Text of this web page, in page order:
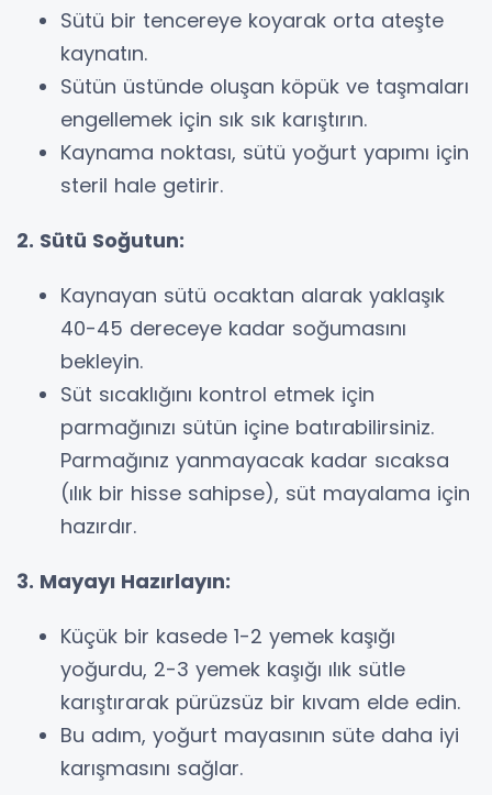
Sütü bir tencereye koyarak orta ateşte
kaynatın.
Sütün üstünde oluşan köpük ve taşmaları
engellemek için sık sık karıştırın.
Kaynama noktası, sütü yoğurt yapımı için
steril hale getirir.
2. Sütü Soğutun:
Kaynayan sütü ocaktan alarak yaklaşık
40-45 dereceye kadar soğumasını
bekleyin.
Süt sıcaklığını kontrol etmek için
parmağınızı sütün içine batırabilirsiniz.
Parmağınız yanmayacak kadar sıcaksa
(ılık bir hisse sahipse), süt mayalama için
hazırdır.
3. Mayayı Hazırlayın:
Küçük bir kasede 1-2 yemek kaşığı
yoğurdu, 2-3 yemek kaşığı ılık sütle
karıştırarak pürüzsüz bir kıvam elde edin.
Bu adım, yoğurt mayasının süte daha iyi
karışmasını sağlar.